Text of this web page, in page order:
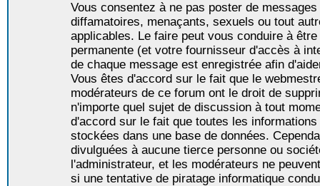
Vous consentez à ne pas poster de
diffamatoires, menaçants, sexuels ou tout
applicables. Le faire peut vous conduire à
permanente (et votre fournisseur d'accès à
de chaque message est enregistrée afin
Vous êtes d'accord sur le fait que le
modérateurs de ce forum ont le droit de
n'importe quel sujet de discussion à tout
d'accord sur le fait que toutes les
stockées dans une base de données.
divulguées à aucune tierce personne ou
l'administrateur, et les modérateurs ne
si une tentative de piratage informatique